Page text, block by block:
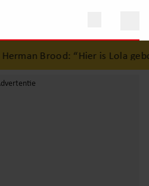
Brood: “Hier is Lola